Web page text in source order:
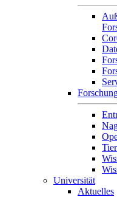
Universität
Aktuelles